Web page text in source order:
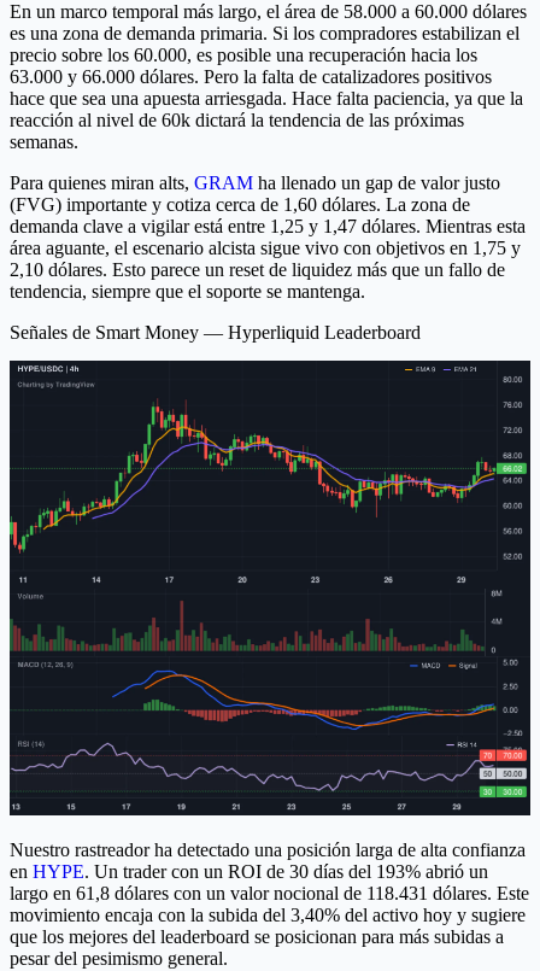
En un marco temporal más largo, el área de 58.000 a 60.000 dólares
es una zona de demanda primaria. Si los compradores estabilizan el
precio sobre los 60.000, es posible una recuperación hacia los
63.000 y 66.000 dólares. Pero la falta de catalizadores positivos
hace que sea una apuesta arriesgada. Hace falta paciencia, ya que la
reacción al nivel de 60k dictará la tendencia de las próximas
semanas.
Para quienes miran alts, GRAM ha llenado un gap de valor justo
(FVG) importante y cotiza cerca de 1,60 dólares. La zona de
demanda clave a vigilar está entre 1,25 y 1,47 dólares. Mientras esta
área aguante, el escenario alcista sigue vivo con objetivos en 1,75 y
2,10 dólares. Esto parece un reset de liquidez más que un fallo de
tendencia, siempre que el soporte se mantenga.
Señales de Smart Money — Hyperliquid Leaderboard
Nuestro rastreador ha detectado una posición larga de alta confianza
en HYPE. Un trader con un ROI de 30 días del 193% abrió un
largo en 61,8 dólares con un valor nocional de 118.431 dólares. Este
movimiento encaja con la subida del 3,40% del activo hoy y sugiere
que los mejores del leaderboard se posicionan para más subidas a
pesar del pesimismo general.